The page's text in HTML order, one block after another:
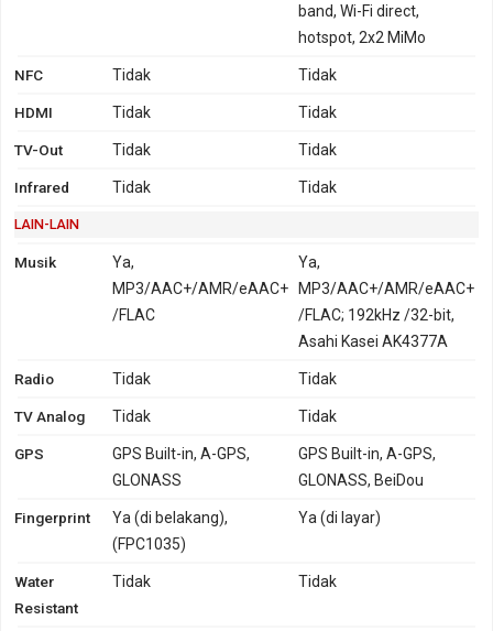
band, Wi-Fi direct,
hotspot, 2x2 MiMo
NFC Tidak Tidak
HDMI Tidak Tidak
TV-Out Tidak Tidak
Infrared Tidak Tidak
LAIN-LAIN
Musik
Ya,
MP3/AAC+/AMR/eAAC+
/FLAC
Ya,
MP3/AAC+/AMR/eAAC+
/FLAC; 192kHz /32-bit,
Asahi Kasei AK4377A
Radio Tidak Tidak
TV Analog Tidak Tidak
GPS
GPS Built-in, A-GPS,
GLONASS
GPS Built-in, A-GPS,
GLONASS, BeiDou
Fingerprint
Ya (di belakang),
(FPC1035)
Ya (di layar)
Water
Resistant
Tidak Tidak